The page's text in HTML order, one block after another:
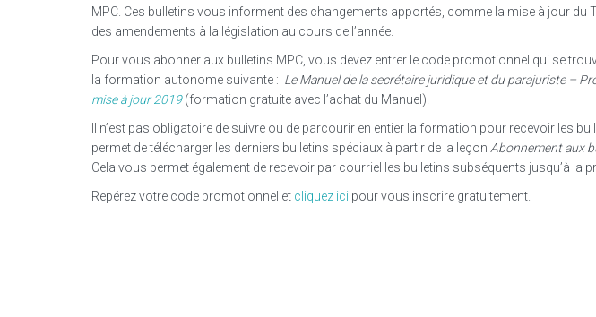
MPC. Ces bulletins vous informent des changements apportés, comme la mise à jour du
des amendements à la législation au cours de l’année.
Pour vous abonner aux bulletins MPC, vous devez entrer le code promotionnel qui se
la formation autonome suivante : Le Manuel de la secrétaire juridique et du parajuriste –
mise à jour 2019(formation gratuite avec l’achat du Manuel).
Il n’est pas obligatoire de suivre ou de parcourir en entier la formation pour recevoir les
permet de télécharger les derniers bulletins spéciaux à partir de la leçon Abonnement aux
Cela vous permet également de recevoir par courriel les bulletins subséquents jusqu’à la
Repérez votre code promotionnel et cliquez ici pour vous inscrire gratuitement.